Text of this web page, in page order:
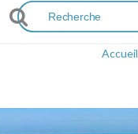
Accueil